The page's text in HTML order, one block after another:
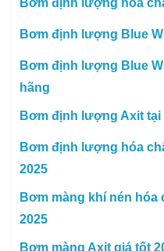
Bơm định lượng hóa
Bơm định lượng Blue
Bơm định lượng Blue
hãng
Bơm định lượng Axit tại
Bơm định lượng hóa
2025
Bơm màng khí nén hóa
2025
Bơm màng Axit giá tốt